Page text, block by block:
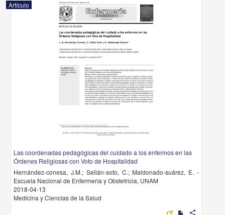
Artículo
Las coordenadas pedagógicas del cuidado a los enfermos en las
Órdenes Religiosas con Voto de Hospitalidad
Hernández-conesa, J.M.; Sellán-soto, C.; Maldonado-suárez, E. -
Escuela Nacional de Enfermería y Obstetricia, UNAM
2018-04-13
Medicina y Ciencias de la Salud
share